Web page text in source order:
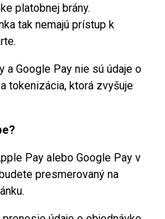
platobnej brány.
tak nemajú prístup k
a Google Pay nie sú údaje o
tokenizácia, ktorá zvyšuje
Pay alebo Google Pay v
presmerovaný na